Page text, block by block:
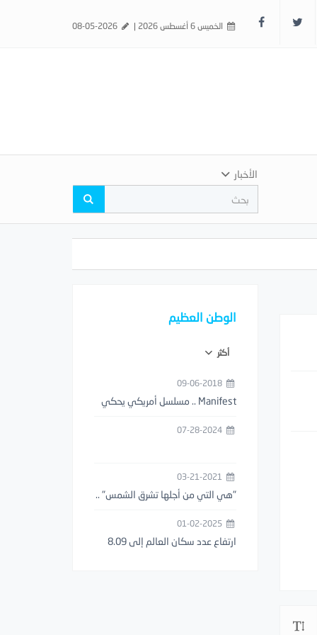
الخميس 6 أغسطس 2026 |
الأخبار
الوطن العظيم
أكثر
09-06-2018
‏Manifest .. مسلسل أمريكي يحكي
5 سنوات
07-28-2024
"هي التي من أجلها تشرق الشمس" ..
3000 آلاف سنة ..!
01-02-2025
ارتفاع عدد سكان العالم إلى 8.09